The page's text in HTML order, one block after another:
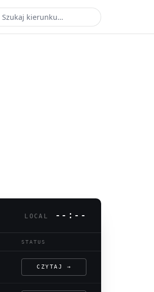
LOCAL --:--
STATUS
CZYTAJ →